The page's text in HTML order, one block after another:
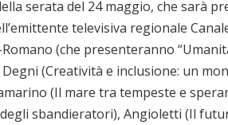
serata del 24 maggio, che sarà
televisiva regionale
(che presenteranno
(Creatività e inclusione: un
(Il mare tra tempeste e
sbandieratori), Angioletti (Il